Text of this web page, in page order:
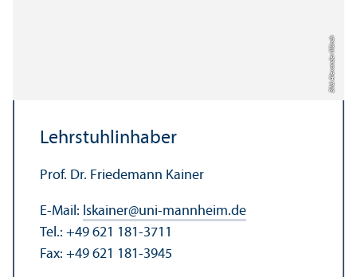
Bild: Alexander Münch
Lehr­stuhl­inhaber
Prof. Dr. Friedemann Kainer
E-Mail: lskainer@uni-mannheim.de
Tel.: +49 621 181-3711
Fax: +49 621 181-3945